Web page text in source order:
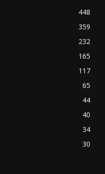
448
359
232
165
117
65
44
40
34
30